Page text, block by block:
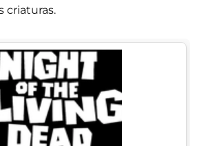
criaturas.